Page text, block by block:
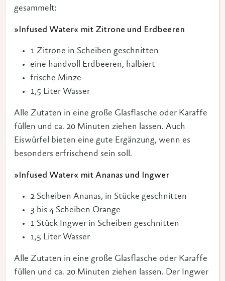
gesammelt:
»Infused Water« mit Zitrone und Erdbeeren
1 Zitrone in Scheiben geschnitten
eine handvoll Erdbeeren, halbiert
frische Minze
1,5 Liter Wasser
Alle Zutaten in eine große Glasflasche oder Karaffe
füllen und ca. 20 Minuten ziehen lassen. Auch
Eiswürfel bieten eine gute Ergänzung, wenn es
besonders erfrischend sein soll.
»Infused Water« mit Ananas und Ingwer
2 Scheiben Ananas, in Stücke geschnitten
3 bis 4 Scheiben Orange
1 Stück Ingwer in Scheiben geschnitten
1,5 Liter Wasser
Alle Zutaten in eine große Glasflasche oder Karaffe
füllen und ca. 20 Minuten ziehen lassen. Der Ingwer